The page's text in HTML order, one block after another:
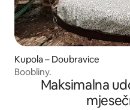
Kupola – Doubravice
Boobliny.
Maksimalna